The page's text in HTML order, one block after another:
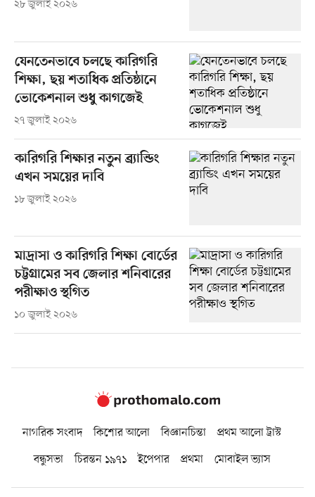
২৮ জুলাই ২০২৬
যেনতেনভাবে চলছে কারিগরি
শিক্ষা, ছয় শতাধিক প্রতিষ্ঠানে
ভোকেশনাল শুধু কাগজেই
২৭ জুলাই ২০২৬
কারিগরি শিক্ষার নতুন ব্র্যান্ডিং
এখন সময়ের দাবি
১৮ জুলাই ২০২৬
মাদ্রাসা ও কারিগরি শিক্ষা বোর্ডের
চট্টগ্রামের সব জেলার শনিবারের
পরীক্ষাও স্থগিত
১০ জুলাই ২০২৬
নাগরিক সংবাদ কিশোর আলো বিজ্ঞানচিন্তা
প্রথম আলো ট্রাস্ট
বন্ধুসভা
চিরন্তন ১৯৭১ ইপেপার প্রথমা মোবাইল ভ্যাস